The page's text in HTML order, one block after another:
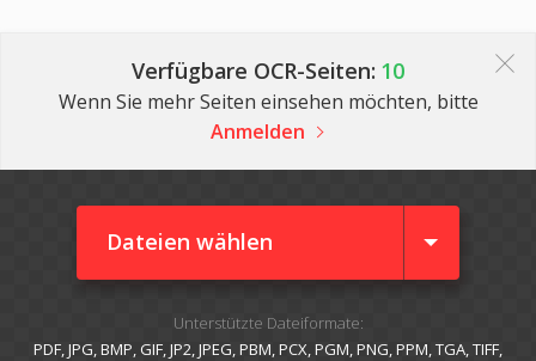
Verfügbare OCR-Seiten: 10
Wenn Sie mehr Seiten einsehen möchten, bitte
Anmelden
Dateien wählen
Unterstützte Dateiformate:
PDF, JPG, BMP, GIF, JP2, JPEG, PBM, PCX, PGM, PNG, PPM, TGA, TIFF,